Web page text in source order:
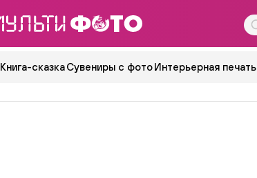
Книга-сказка Сувениры с фото Интерьерная печать